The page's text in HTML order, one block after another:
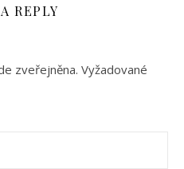
REPLY
zveřejněna. Vyžadované